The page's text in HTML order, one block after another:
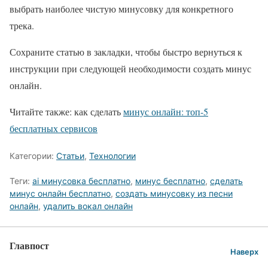
выбрать наиболее чистую минусовку для конкретного
трека.
Сохраните статью в закладки, чтобы быстро вернуться к
инструкции при следующей необходимости создать минус
онлайн.
Читайте также: как сделатьминус онлайн: топ-5
бесплатных сервисов
Категории: Статьи, Технологии
Теги: ai минусовка бесплатно, минус бесплатно, сделать
минус онлайн бесплатно, создать минусовку из песни
онлайн, удалить вокал онлайн
Главпост Наверх